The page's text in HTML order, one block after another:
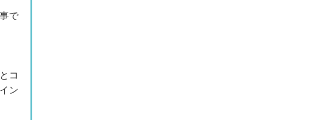
で
コ
ン